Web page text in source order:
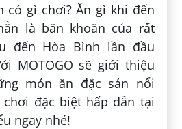
có gì chơi? Ăn gì khi đến
là băn khoăn của rất
đến Hòa Bình lần đầu
MOTOGO sẽ giới thiệu
món ăn đặc sản nổi
đặc biệt hấp dẫn tại
ngay nhé!